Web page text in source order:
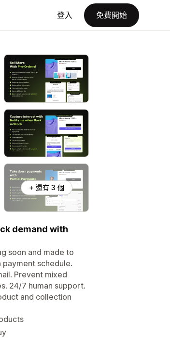
登入 免費開始
+ 還有 3 個
demand with
soon and made to
schedule.
Prevent mixed
24/7 human support.
and collection